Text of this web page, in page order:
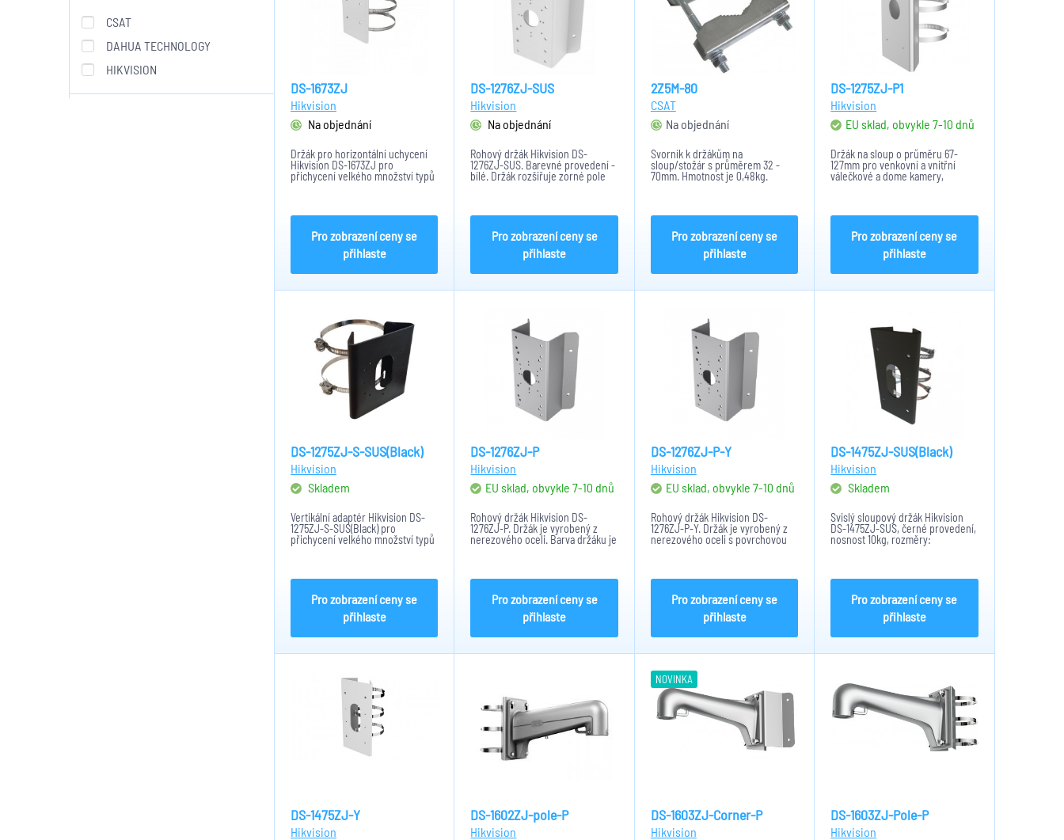
CSAT
DAHUA TECHNOLOGY
HIKVISION
DS-1673ZJ
Hikvision
Na objednání
Držák pro horizontální uchycení
Hikvision DS-1673ZJ pro
přichycení velkého množství typů
PTZ a IP kamer na sloup.V bílem
Rozměry adaptéru...
Pro zobrazení ceny se
přihlaste
DS-1276ZJ-SUS
Hikvision
Na objednání
Rohový držák Hikvision DS-
1276ZJ-SUS. Barevné provedení -
bílé. Držák rozšiřuje zorné pole
kamer. Při venkovním použití je
držáku činí 10 Kg při...
Pro zobrazení ceny se
přihlaste
2Z5M-80
CSAT
Na objednání
Svorník k držákům na
sloup/stožár s průměrem 32 -
70mm. Hmotnost je 0,48kg.
Svorník je kompatibilní s držáky
Pro zobrazení ceny se
přihlaste
DS-1275ZJ-P1
Hikvision
EU sklad, obvykle 7-10 dnů
Držák na sloup o průměru 67-
127mm pro venkovní a vnitřní
válečkové a dome kamery,
předvrtané otvory pro konzole
Pro zobrazení ceny se
přihlaste
DS-1275ZJ-S-SUS(Black)
Hikvision
Skladem
Vertikální adaptér Hikvision DS-
1275ZJ-S-SUS(Black) pro
přichycení velkého množství typů
IP kamer, analogových a
10kg při vlastní hmotnosti 0...
Pro zobrazení ceny se
přihlaste
DS-1276ZJ-P
Hikvision
EU sklad, obvykle 7-10 dnů
Rohový držák Hikvision DS-
1276ZJ-P. Držák je vyrobený z
nerezového oceli. Barva držáku je
voděodolnou těsnící gumu....
Pro zobrazení ceny se
přihlaste
DS-1276ZJ-P-Y
Hikvision
EU sklad, obvykle 7-10 dnů
Rohový držák Hikvision DS-
1276ZJ-P-Y. Držák je vyrobený z
nerezového oceli s povrchovou
úpravou. Barva držáku je
použití je zapotřebí použít...
Pro zobrazení ceny se
přihlaste
DS-1475ZJ-SUS(Black)
Hikvision
Skladem
Svislý sloupový držák Hikvision
DS-1475ZJ-SUS, černé provedení,
nosnost 10kg, rozměry:
250x127x46mm, materiál:
Pro zobrazení ceny se
přihlaste
DS-1475ZJ-Y
Hikvision
DS-1602ZJ-pole-P
Hikvision
NOVINKA
DS-1603ZJ-Corner-P
Hikvision
DS-1603ZJ-Pole-P
Hikvision